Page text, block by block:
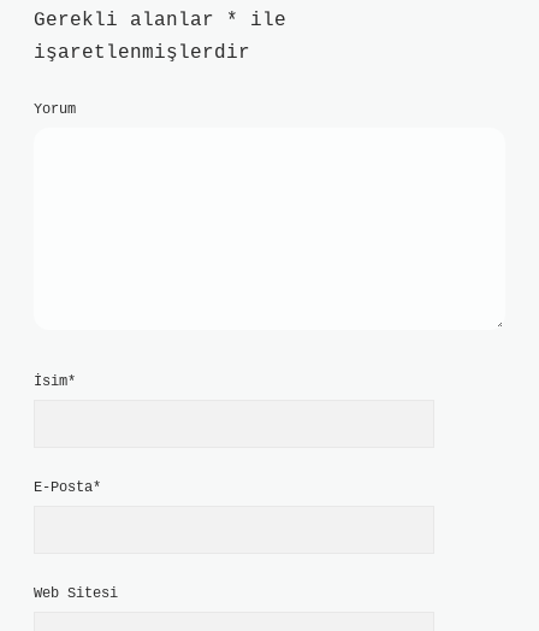
Gerekli alanlar
*
ile
işaretlenmişlerdir
Yorum
İsim*
E-Posta*
Web Sitesi